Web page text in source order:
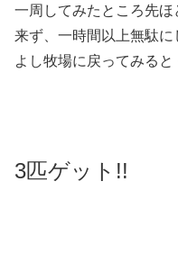
一周してみたところ先
来ず、一時間以上無駄
よし牧場に戻ってみると
3匹ゲット!!